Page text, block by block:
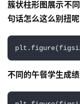
用
项
A
簇状柱形图展示不
句话怎么这么别扭呢
不同的午餐学生成绩